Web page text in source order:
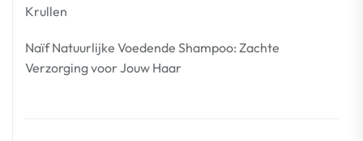
Krullen
Naïf Natuurlijke Voedende Shampoo: Zachte
Verzorging voor Jouw Haar